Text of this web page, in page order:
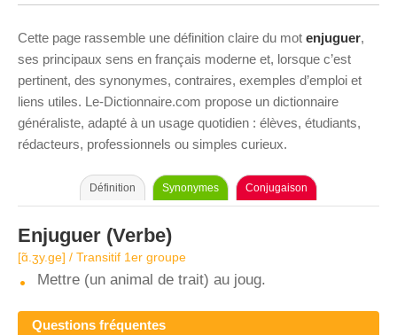
Cette page rassemble une définition claire du mot enjuguer,
ses principaux sens en français moderne et, lorsque c’est
pertinent, des synonymes, contraires, exemples d’emploi et
liens utiles. Le-Dictionnaire.com propose un dictionnaire
généraliste, adapté à un usage quotidien : élèves, étudiants,
rédacteurs, professionnels ou simples curieux.
Définition Synonymes Conjugaison
Enjuguer (Verbe)
[ɑ̃.ʒy.ɡe] / Transitif 1er groupe
Mettre (un animal de trait) au joug.
Questions fréquentes